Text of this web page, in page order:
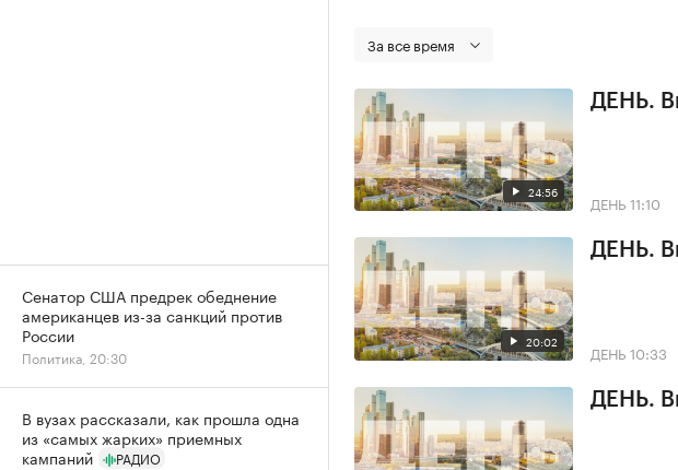
За все время
24:56
ДЕНЬ.
ДЕНЬ 11:10
20:02
ДЕНЬ.
ДЕНЬ 10:33
ДЕНЬ.
Сенатор США предрек обеднение
американцев из-за санкций против
России
Политика, 20:30
В вузах рассказали, как прошла одна
из «самых жарких» приемных
кампаний
РАДИО